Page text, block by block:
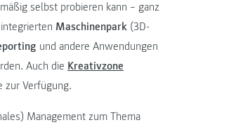
selbst probieren kann – ganz
Maschinenpark (3D-
und andere Anwendungen
Auch die Kreativzone
zur Verfügung.
Management zum Thema